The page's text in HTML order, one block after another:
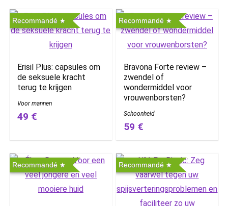
Recommandé
Erisil Plus: capsules om
de seksuele kracht
terug te krijgen
Voor mannen
49 €
Recommandé
Bravona Forte review –
zwendel of
wondermiddel voor
vrouwenborsten?
Schoonheid
59 €
Recommandé Recommandé